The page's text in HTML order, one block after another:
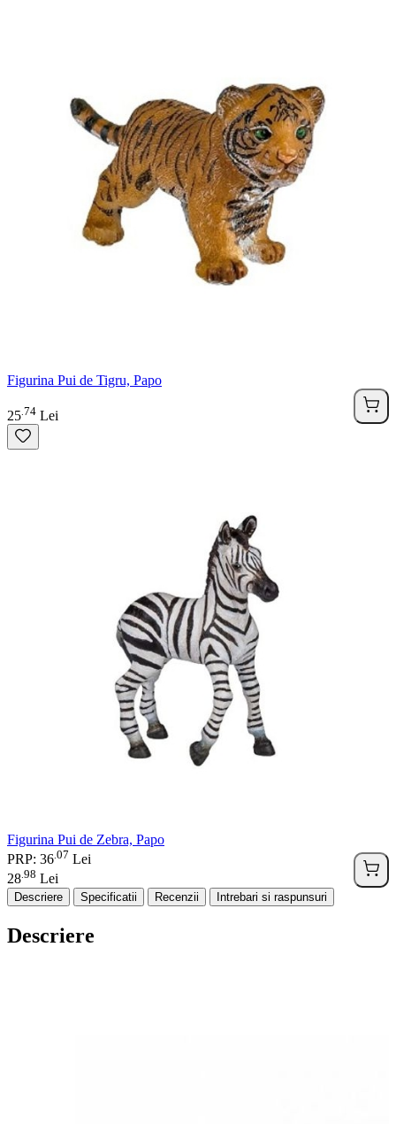
Figurina Pui de Tigru, Papo
25 74 Lei
Figurina Pui de Zebra, Papo
PRP: 36 07 Lei
28 98 Lei
Descriere Specificatii Recenzii Intrebari si raspunsuri
Descriere